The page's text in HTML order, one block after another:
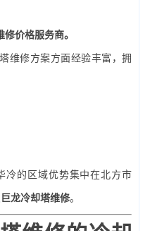
价格服务商。
维修方案方面经验丰富，拥
冷的区域优势集中在北方市
巨龙冷却塔维修。